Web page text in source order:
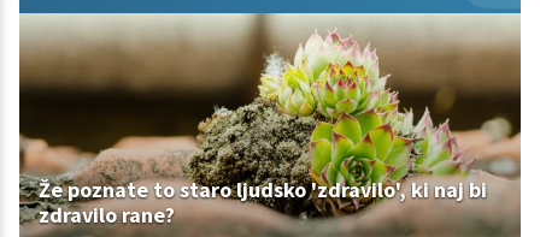
Že poznate to staro ljudsko 'zdravilo', ki naj bi
zdravilo rane?